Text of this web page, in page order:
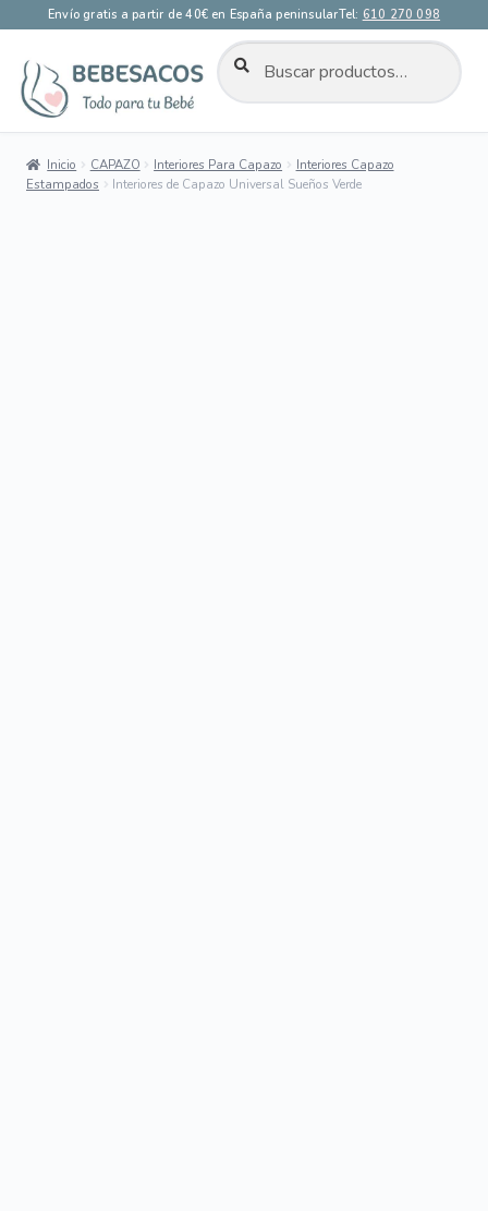
Envío gratis a partir de 40€ en España peninsularTel: 610 270 098
navegación
Buscar
por:
BUSCAR
Inicio CAPAZO Interiores Para Capazo
Interiores Capazo
Estampados
Interiores de Capazo Universal Sueños Verde